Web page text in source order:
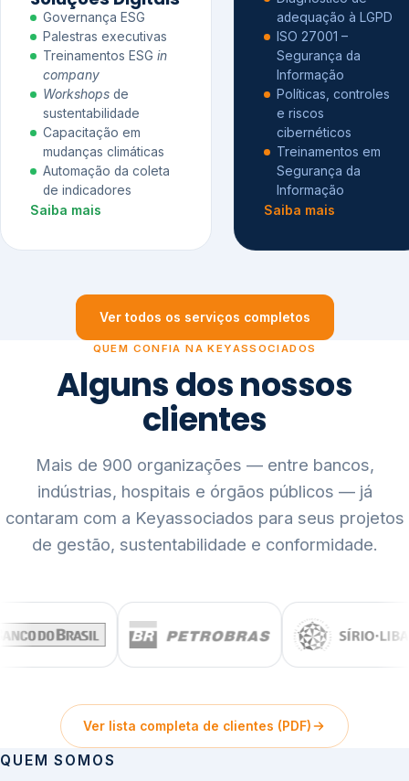
Governança ESG
Palestras executivas
Treinamentos ESG in
company
Workshops de
sustentabilidade
Capacitação em
mudanças climáticas
Automação da coleta
de indicadores
Saiba mais
adequação à LGPD
ISO 27001 –
Segurança da
Informação
Políticas, controles
e riscos
cibernéticos
Treinamentos em
Segurança da
Informação
Saiba mais
Ver todos os serviços completos
QUEM CONFIA NA KEYASSOCIADOS
Alguns dos nossos
clientes
Mais de 900 organizações — entre bancos,
indústrias, hospitais e órgãos públicos — já
contaram com a Keyassociados para seus projetos
de gestão, sustentabilidade e conformidade.
Ver lista completa de clientes (PDF)
QUEM SOMOS